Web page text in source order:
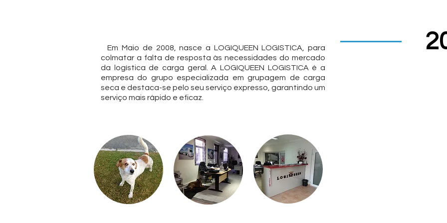
Em Maio de 2008, nasce a LOGIQUEEN LOGISTICA, para
colmatar a falta de resposta às necessidades do mercado
da logística de carga geral. A LOGIQUEEN LOGISTICA é a
empresa do grupo especializada em grupagem de carga
seca e destaca-se pelo seu serviço expresso, garantindo um
serviço mais rápido e eficaz.